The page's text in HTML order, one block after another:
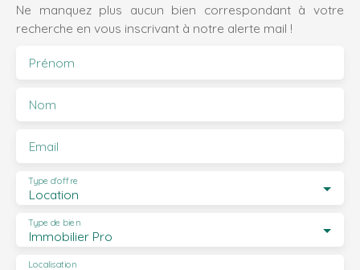
Ne manquez plus aucun bien correspondant à votre
recherche en vous inscrivant à notre alerte mail !
Prénom
Nom
Email
Location
Type d'offre
Immobilier Pro
Type de bien
Localisation